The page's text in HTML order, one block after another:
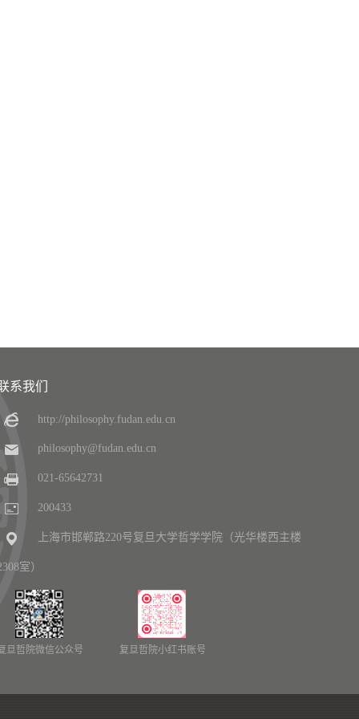
系我们
http://philosophy.fudan.edu.cn
philosophy@fudan.edu.cn
021-65642731
200433
上海市邯郸路220号复旦大学哲学学院（光华楼西主楼
室）
旦哲院微信公众号 复旦哲院小红书账号